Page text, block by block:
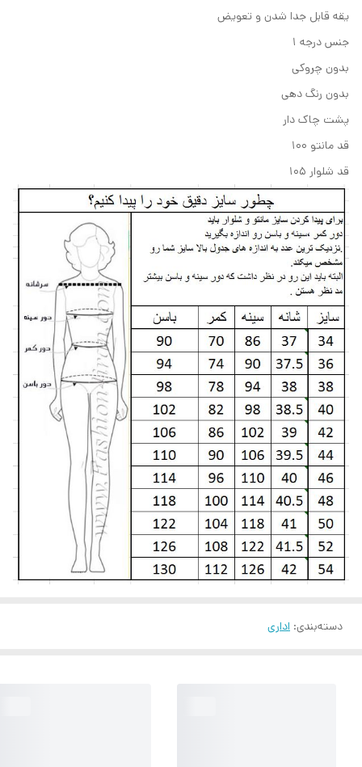
یقه قابل جدا شدن و تعویض
جنس درجه ۱
بدون چروکی
بدون رنگ دهی
پشت چاک دار
قد مانتو ۱۰۰
قد شلوار ۱۰۵
دسته‌بندی: اداری